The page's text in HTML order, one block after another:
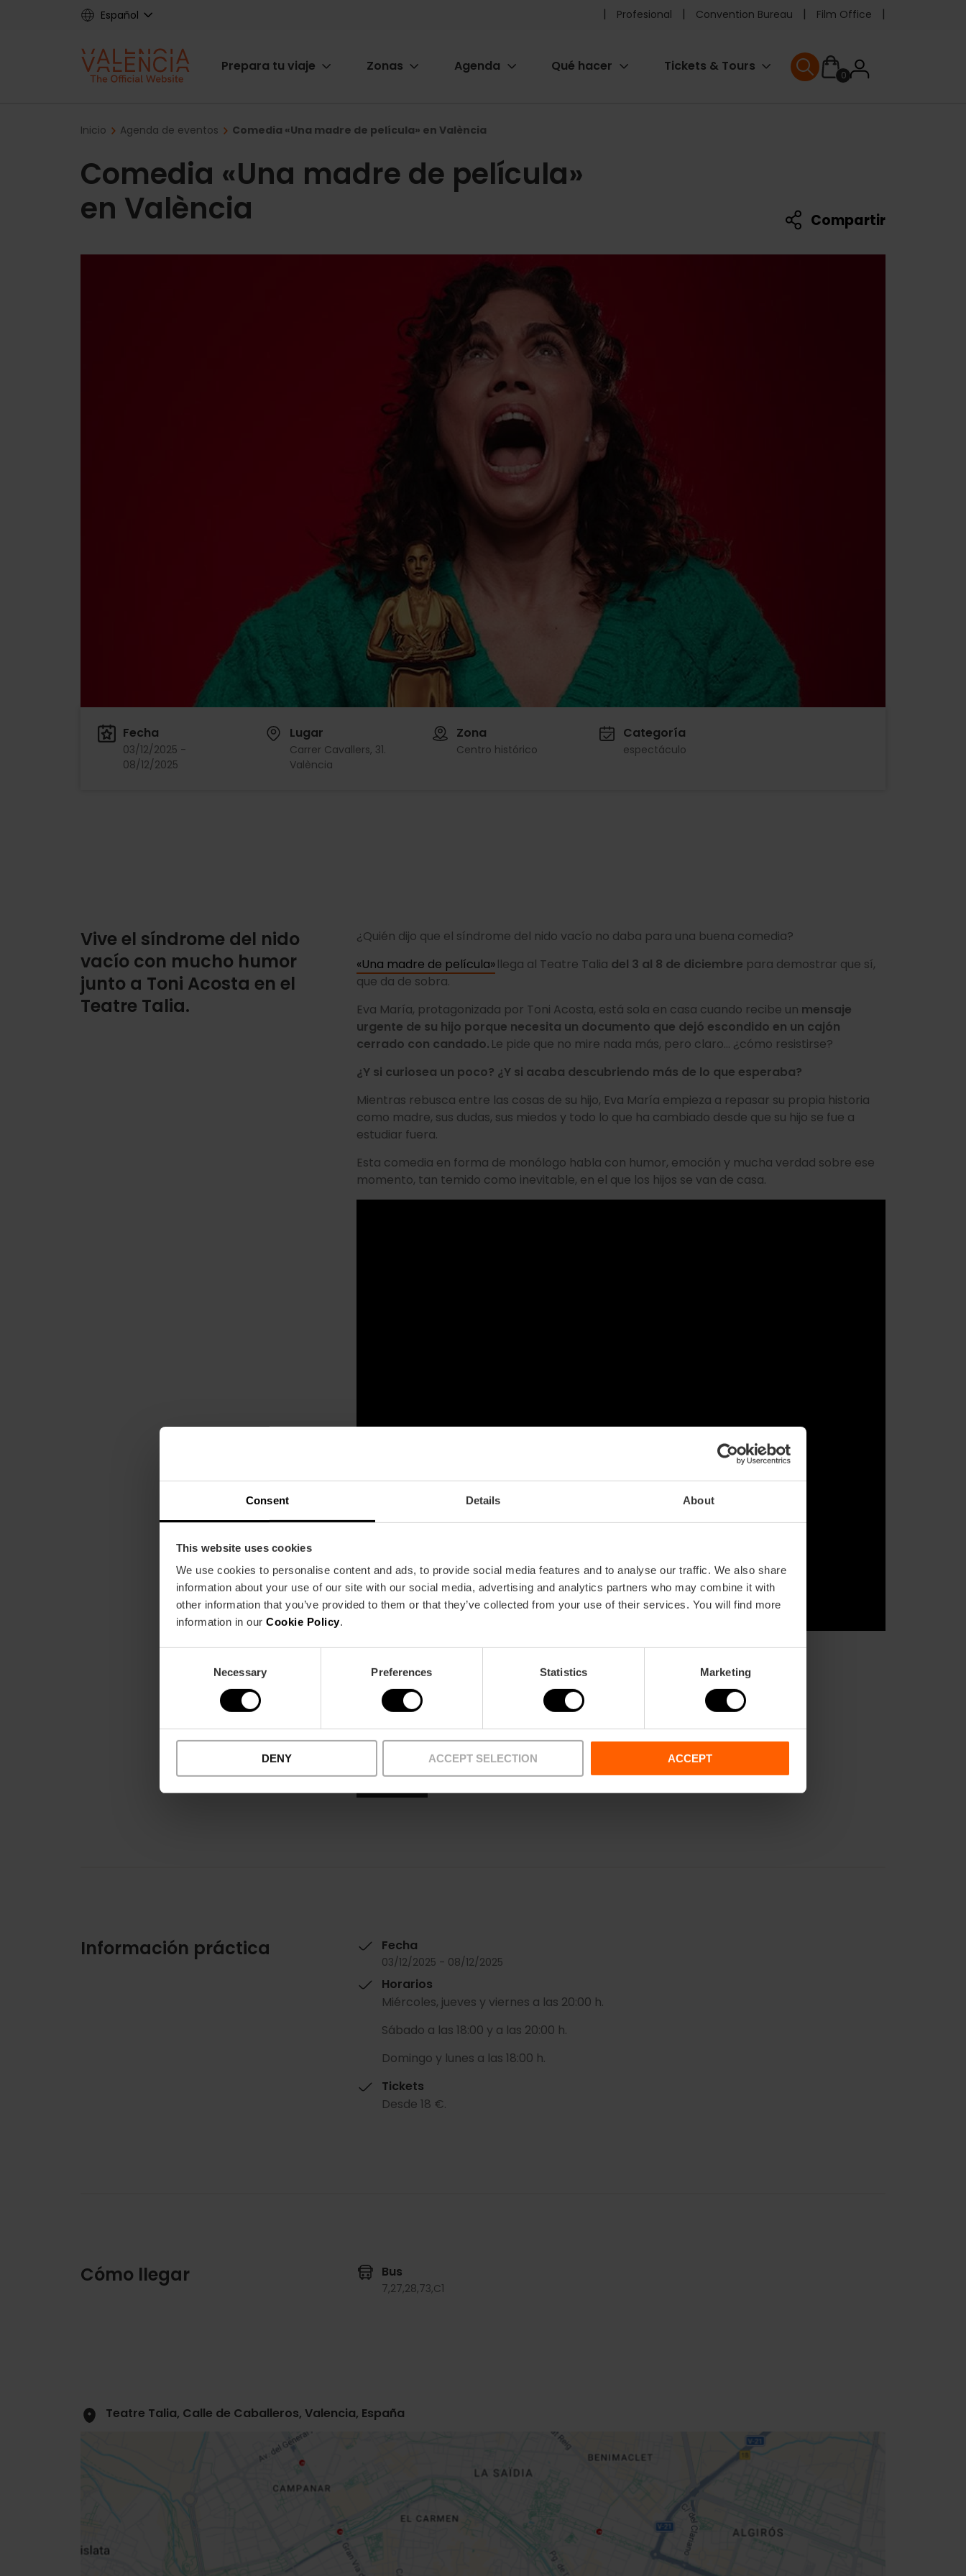
Consent Details About
This website uses cookies
We use cookies to personalise content and ads, to provide social media features and to analyse our traffic. We also share
information about your use of our site with our social media, advertising and analytics partners who may combine it with
other information that you’ve provided to them or that they’ve collected from your use of their services. You will find more
information in our Cookie Policy.
Necessary Preferences Statistics Marketing
DENY ACCEPT SELECTION ACCEPT
Español
Pre
header
Profesional Convention Bureau Film Office
Main
Prepara tu viaje Zonas Agenda Qué hacer Tickets & Tours
0User
User menu
Breadcrumb
Inicio Agenda de eventos Comedia «Una madre de película» en València
Comedia «Una madre de película»
en València
Compartir
Fecha
03/12/2025 -
08/12/2025
Lugar
Carrer Cavallers, 31.
València
Zona
Centro histórico
Categoría
espectáculo
Vive el síndrome del nido
vacío con mucho humor
junto a Toni Acosta en el
Teatre Talia.
¿Quién dijo que el síndrome del nido vacío no daba para una buena comedia?
«Una madre de película»llega al Teatre Talia del 3 al 8 de diciembre para demostrar que sí,
que da de sobra.
Eva María, protagonizada por Toni Acosta, está sola en casa cuando recibe un mensaje
urgente de su hijo porque necesita un documento que dejó escondido en un cajón
cerrado con candado. Le pide que no mire nada más, pero claro… ¿cómo resistirse?
¿Y si curiosea un poco? ¿Y si acaba descubriendo más de lo que esperaba?
Mientras rebusca entre las cosas de su hijo, Eva María empieza a repasar su propia historia
como madre, sus dudas, sus miedos y todo lo que ha cambiado desde que su hijo se fue a
estudiar fuera.
Esta comedia en forma de monólogo habla con humor, emoción y mucha verdad sobre ese
momento, tan temido como inevitable, en el que los hijos se van de casa.
Yo voy
Información práctica Fecha
03/12/2025 - 08/12/2025
Horarios
Miércoles, jueves y viernes a las 20:00 h.
Sábado a las 18:00 y a las 20:00 h.
Domingo y lunes a las 18:00 h.
Tickets
Desde 18 €.
Cómo llegar Bus
7,27,28,73,C1
Teatre Talia, Calle de Caballeros, Valencia, España
sidebar